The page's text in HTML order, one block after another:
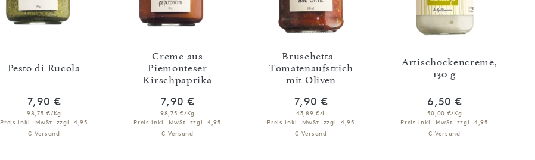
Pesto di Rucola
7,90 €
98,75 €/Kg
Preis inkl. MwSt. zzgl. 4,95
€ Versand
Creme aus
Piemonteser
Kirschpaprika
7,90 €
98,75 €/Kg
Preis inkl. MwSt. zzgl. 4,95
€ Versand
Bruschetta -
Tomatenaufstrich
mit Oliven
7,90 €
43,89 €/L
Preis inkl. MwSt. zzgl. 4,95
€ Versand
Artischockencreme,
130 g
6,50 €
50,00 €/Kg
Preis inkl. MwSt. zzgl. 4,95
€ Versand